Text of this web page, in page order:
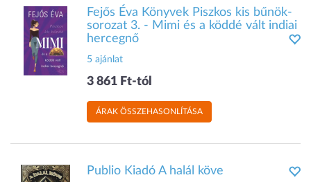
Fejős Éva Könyvek Piszkos kis bűnök-
sorozat 3. - Mimi és a köddé vált indiai
hercegnő
5 ajánlat
3 861 Ft-tól
ÁRAK ÖSSZEHASONLÍTÁSA
Publio Kiadó A halál köve